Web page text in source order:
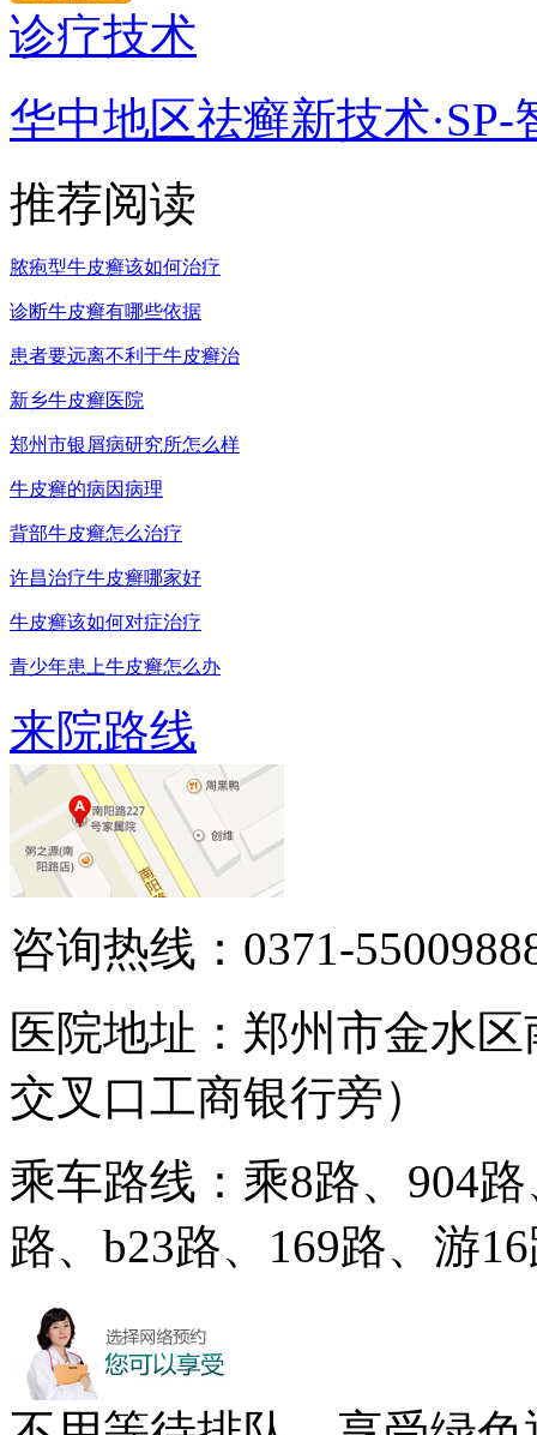
诊疗技术
华中地区祛癣新技术·SP-
推荐阅读
脓疱型牛皮癣该如何治疗
诊断牛皮癣有哪些依据
患者要远离不利于牛皮癣治
新乡牛皮癣医院
郑州市银屑病研究所怎么样
牛皮癣的病因病理
背部牛皮癣怎么治疗
许昌治疗牛皮癣哪家好
牛皮癣该如何对症治疗
青少年患上牛皮癣怎么办
来院路线
咨询热线：0371-
医院地址：郑州市金水
交叉口工商银行旁）
乘车路线：乘8路、904
路、b23路、169路、游